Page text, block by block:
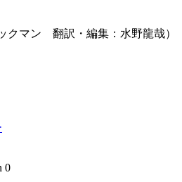
クマン 翻訳・編集：水野龍哉）
0